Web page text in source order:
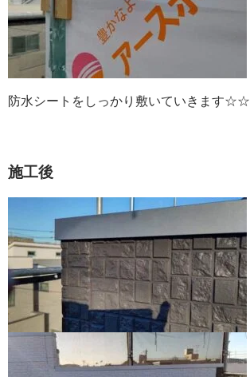
防水シートをしっかり敷いていきます☆☆
施工後